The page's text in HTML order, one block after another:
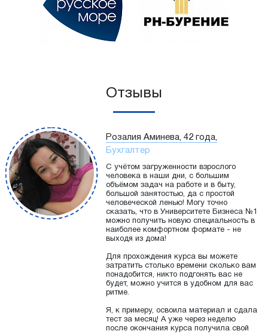
Отзывы
Розалия Аминева, 42 года,
Бухгалтер
С учётом загруженности взрослого
человека в наши дни, с большим
объёмом задач на работе и в быту,
большой занятостью, да с простой
человеческой ленью! Могу точно
сказать, что в Университете Бизнеса №1
можно получить новую специальность в
наиболее комфортном формате - не
выходя из дома!
Для прохождения курса вы можете
затратить столько времени сколько вам
понадобится, никто подгонять вас не
будет, можно учится в удобном для вас
ритме.
Я, к примеру, освоила материал и сдала
тест за месяц! А уже через неделю
после окончания курса получила свой